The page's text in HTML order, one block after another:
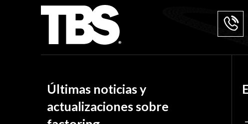
Últimas noticias y
actualizaciones sobre